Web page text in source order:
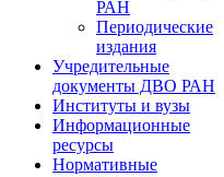
РАН
Периодические
издания
Учредительные
документы ДВО РАН
Институты и вузы
Информационные
ресурсы
Нормативные